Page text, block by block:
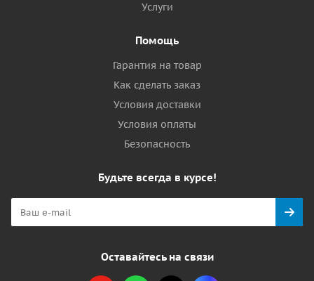
Услуги
Помощь
Гарантия на товар
Как сделать заказ
Условия доставки
Условия оплаты
Безопасность
Будьте всегда в курсе!
Оставайтесь на связи